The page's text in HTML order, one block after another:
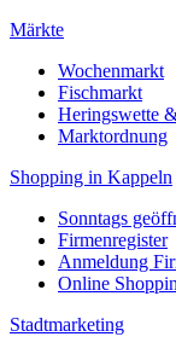
Märkte
Wochenmarkt
Fischmarkt
Heringswette
Marktordnung
Shopping in Kappeln
Sonntags
Firmenregister
Anmeldung
Online
Stadtmarketing